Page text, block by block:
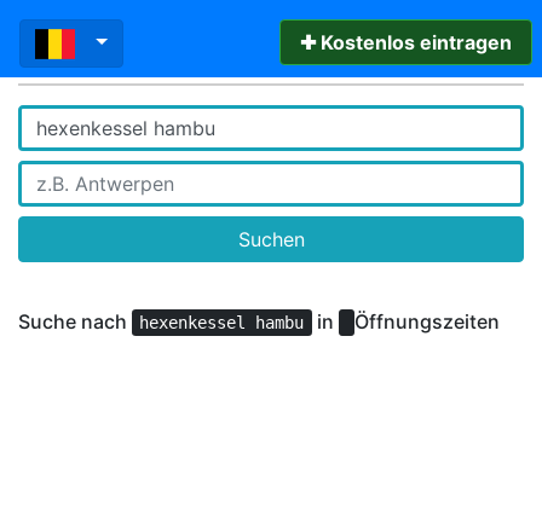
✚ Kostenlos eintragen
Suchen
Suche nach hexenkessel hambu in Öffnungszeiten